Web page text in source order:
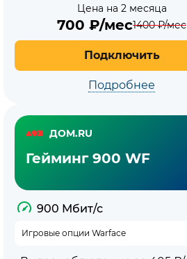
Цена на 2 месяца
700 ₽/мес1400₽/мес
Подключить
Подробнее
ДОМ.RU
Гейминг 900 WF
900 Мбит/с
Игровые опции Warface